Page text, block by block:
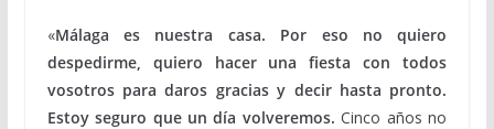
«Málaga es nuestra casa. Por eso no quiero
despedirme, quiero hacer una fiesta con todos
vosotros para daros gracias y decir hasta pronto.
Estoy seguro que un día volveremos. Cinco años no